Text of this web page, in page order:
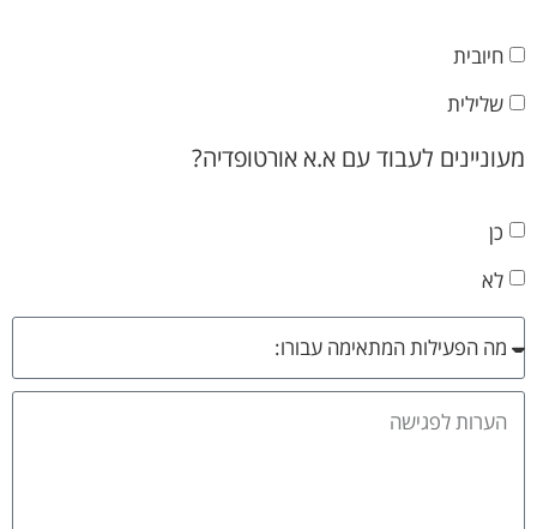
חיובית
שלילית
מעוניינים לעבוד עם א.א אורטופדיה?
כן
לא